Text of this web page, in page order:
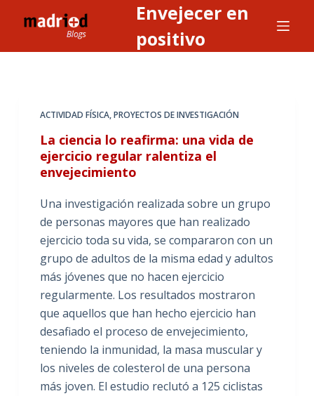
l
Envejecer en
positivo
ACTIVIDAD FÍSICA,PROYECTOS DE INVESTIGACIÓN
La ciencia lo reafirma: una vida de
ejercicio regular ralentiza el
envejecimiento
Una investigación realizada sobre un grupo
de personas mayores que han realizado
ejercicio toda su vida, se compararon con un
grupo de adultos de la misma edad y adultos
más jóvenes que no hacen ejercicio
regularmente. Los resultados mostraron
que aquellos que han hecho ejercicio han
desafiado el proceso de envejecimiento,
teniendo la inmunidad, la masa muscular y
los niveles de colesterol de una persona
más joven. El estudio reclutó a 125 ciclistas